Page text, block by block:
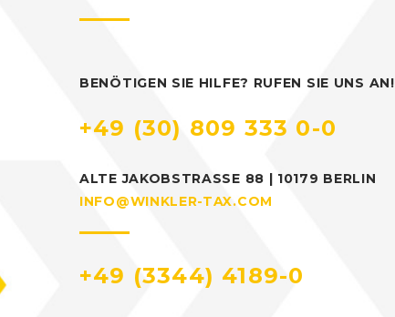
BENÖTIGEN SIE HILFE? RUFEN SIE UNS AN!
+49 (30) 809 333 0-0
ALTE JAKOBSTRASSE 88 | 10179 BERLIN
INFO@WINKLER-TAX.COM
+49 (3344) 4189-0